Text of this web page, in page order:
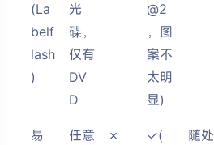
(La
belf
lash
)
光
碟，
仅有
DV
D
@2
，图
案不
太明
显)
易
任意
✗
✓(
随处